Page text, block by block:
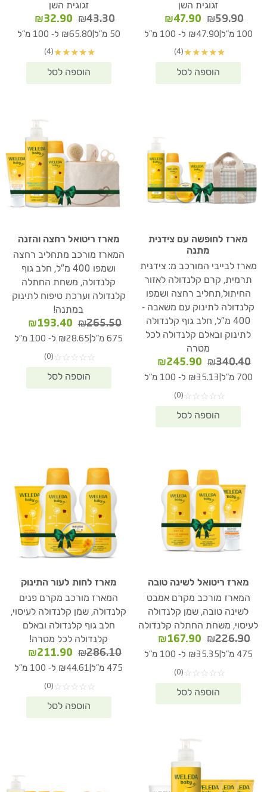
זגוגית השן
₪59.90
המחיר
המקורי
₪59.90.
₪47.90
המחיר
הנוכחי
100 מ"ל ₪47.90 ל- 100 מ"ל
★
★
★
★
★
(4)
זגוגית השן
₪43.30
המחיר
המקורי
₪43.30.
₪32.90
הנוכחי
50 מ"ל ₪65.80 ל- 100 מ"ל
★
★
★
★
★
(4)
מארז לחופשה עם צידנית
מתנה
מארז לבייבי המורכב מ: צידנית
תרמית, קרם קלנדולה לאזור
החיתול,תחליב רחצה ושמפו
קלנדולה לתינוק עם משאבה -
400 מ"ל, חלב גוף קלנדולה
לתינוק ובאלם קלנדולה לכל
מטרה
₪340.40
המחיר
המקורי
₪340.40.
₪245.90
המחיר
הנוכחי
700 מ"ל ₪35.13 ל- 100 מ"ל
☆
☆
☆
☆
☆
(0)
מארז ריטואל רחצה והזנה
המארז מורכב מתחליב רחצה
ושמפו 400 מ"ל, חלב גוף
קלנדולה, משחת החתלה
קלנדולה וערכת טיפוח לתינוק
במתנה!
₪265.50
המחיר
המקורי
₪265.50.
₪193.40
הנוכחי
675 מ"ל ₪28.65 ל- 100 מ"ל
☆
☆
☆
☆
☆
(0)
מארז ריטואל לשינה טובה
המארז מורכב מקרם אמבט
לשינה טובה, שמן קלנדולה
לעיסוי, משחת החתלה קלנדולה
₪226.90
המחיר
המקורי
₪226.90.
₪167.90
המחיר
הנוכחי
475 מ"ל ₪35.35 ל- 100 מ"ל
☆
☆
☆
☆
☆
(0)
מארז לחות לעור התינוק
המארז מורכב מקרם פנים
קלנדולה, שמן קלנדולה לעיסוי,
חלב גוף קלנדולה ובאלם
קלנדולה לכל מטרה!
₪286.10
המחיר
המקורי
₪286.10.
₪211.90
הנוכחי
475 מ"ל ₪44.61 ל- 100 מ"ל
☆
☆
☆
☆
☆
(0)